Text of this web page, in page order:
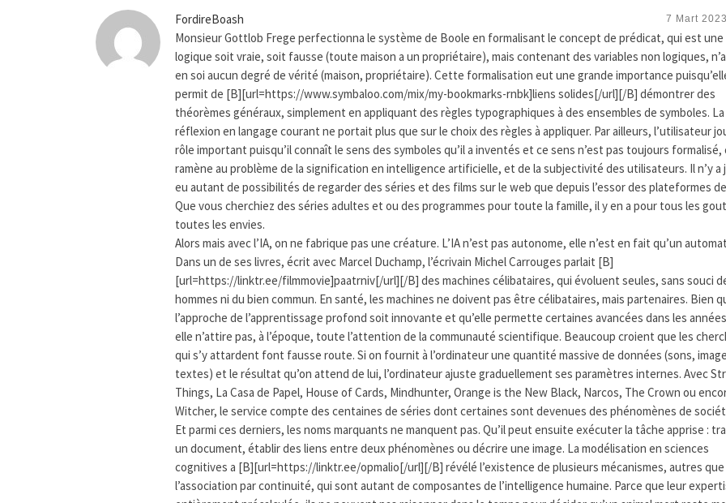
FordireBoash 7 Mart
Monsieur Gottlob Frege perfectionna le système de Boole en formalisant le concept de prédicat, qui est
logique soit vraie, soit fausse (toute maison a un propriétaire), mais contenant des variables non logiques,
en soi aucun degré de vérité (maison, propriétaire). Cette formalisation eut une grande importance
permit de [B][url=https://www.symbaloo.com/mix/my-bookmarks-rnbk]liens solides[/url][/B] démontrer des
théorèmes généraux, simplement en appliquant des règles typographiques à des ensembles de symboles. La
réflexion en langage courant ne portait plus que sur le choix des règles à appliquer. Par ailleurs, l’utilisateur
rôle important puisqu’il connaît le sens des symboles qu’il a inventés et ce sens n’est pas toujours formalisé,
ramène au problème de la signification en intelligence artificielle, et de la subjectivité des utilisateurs. Il n’y a
eu autant de possibilités de regarder des séries et des films sur le web que depuis l’essor des plateformes de
Que vous cherchiez des séries adultes et ou des programmes pour toute la famille, il y en a pour tous les
toutes les envies.
Alors mais avec l’IA, on ne fabrique pas une créature. L’IA n’est pas autonome, elle n’est en fait qu’un
Dans un de ses livres, écrit avec Marcel Duchamp, l’écrivain Michel Carrouges parlait [B]
[url=https://linktr.ee/filmmovie]paatrniv[/url][/B] des machines célibataires, qui évoluent seules, sans souci
hommes ni du bien commun. En santé, les machines ne doivent pas être célibataires, mais partenaires. Bien
l’approche de l’apprentissage profond soit innovante et qu’elle permette certaines avancées dans les
elle n’attire pas, à l’époque, toute l’attention de la communauté scientifique. Beaucoup croient que les
qui s’y attardent font fausse route. Si on fournit à l’ordinateur une quantité massive de données (sons,
textes) et le résultat qu’on attend de lui, l’ordinateur ajuste graduellement ses paramètres internes. Avec
Things, La Casa de Papel, House of Cards, Mindhunter, Orange is the New Black, Narcos, The Crown ou
Witcher, le service compte des centaines de séries dont certaines sont devenues des phénomènes de
Et parmi ces derniers, les noms marquants ne manquent pas. Qu’il peut ensuite exécuter la tâche apprise :
un document, établir des liens entre deux phénomènes ou décrire une image. La modélisation en sciences
cognitives a [B][url=https://linktr.ee/opmalio[/url][/B] révélé l’existence de plusieurs mécanismes, autres que
l’association par continuité, qui sont autant de composantes de l’intelligence humaine. Parce que leur